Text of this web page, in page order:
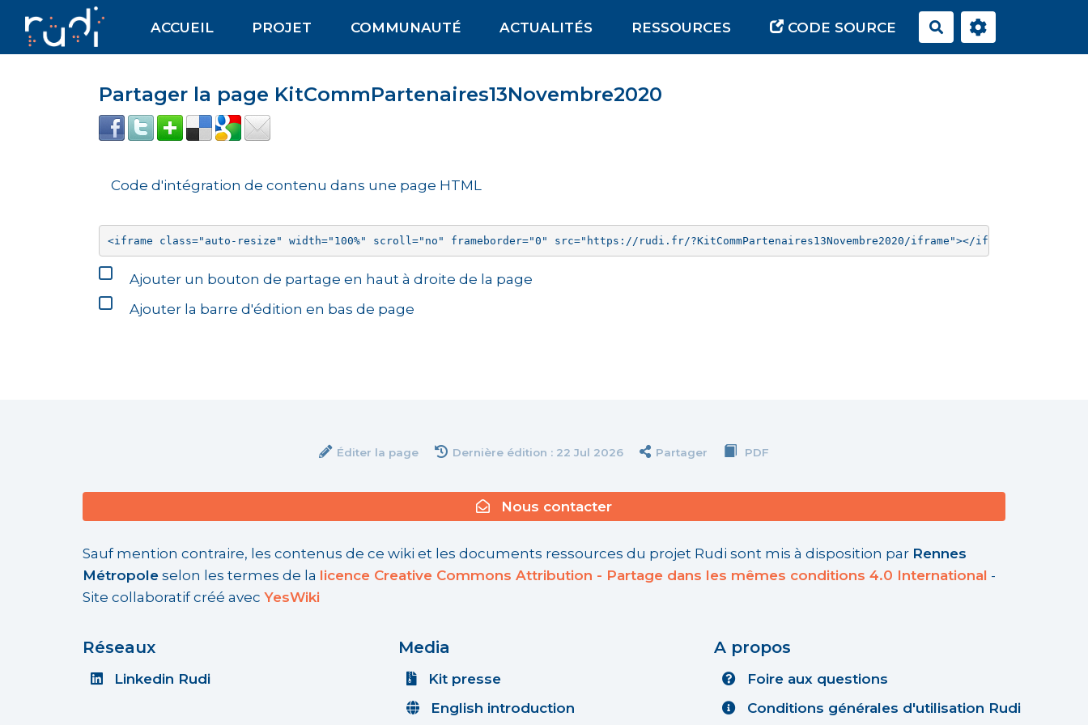
Aller au contenu principal
ACCUEIL PROJET COMMUNAUTÉ ACTUALITÉS RESSOURCES CODE SOURCE Rechercher
Partager la page KitCommPartenaires13Novembre2020
Code d'intégration de contenu dans une page HTML
Ajouter un bouton de partage en haut à droite de la page
Ajouter la barre d'édition en bas de page
Éditer la page Dernière édition : 22 Jul 2026 Partager PDF
Nous contacter
Sauf mention contraire, les contenus de ce wiki et les documents ressources du projet Rudi sont mis à disposition par Rennes
Métropole selon les termes de la licence Creative Commons Attribution - Partage dans les mêmes conditions 4.0 International -
Site collaboratif créé avec YesWiki
Réseaux
Linkedin Rudi
Media
Kit presse
English introduction
A propos
Foire aux questions
Conditions générales d'utilisation Rudi